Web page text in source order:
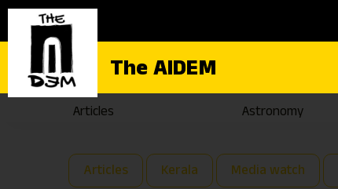
The AIDEM
Articles Astronomy
Articles Kerala Media watch